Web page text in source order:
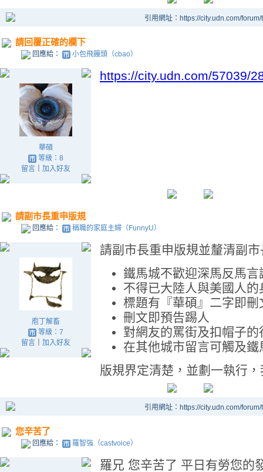
引用網址：https://city.udn.com/
請回覆正確的欄下
回應給： 小包飛饅頭（cbao）
華碩
等級：8
留言｜ 加入好友
https://city.udn.com/57039/
請副市長重申版規
回應給： 稱職的家庭主婦（FunnyU）
庖丁解畜
等級：7
留言｜ 加入好友
請副市長重申版規並釐清副
鐵馬城不歡迎深馬反馬言
不得已大陸人與美國人
標題有『華碩』二字即刪
刪文即預告踢人
對網友的罵街及扣帽子
在其他城市留言可觸及
版規界定清楚，並劃一執行
引用網址：https://city.udn.com/
您辛苦了
回應給： 羅智強（castvoice）
羅兄 您辛苦了 平日有勞您的